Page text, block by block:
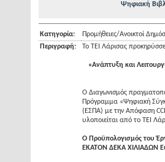
Ψηφιακή
Κατηγορία:
Προμήθειες/Ανοικτοί
Περιγραφή:
Το ΤΕΙ Λάρισας
«Ανάπτυξη και
Ο Διαγωνισμός
Πρόγραμμα «Ψηφιακή
(ΕΣΠΑ) με την Απόφαση
υλοποιείται από το ΤΕΙ
Ο Προϋπολογισμός του
ΕΚΑΤΟΝ ΔΕΚΑ ΧΙΛΙΑΔΩΝ